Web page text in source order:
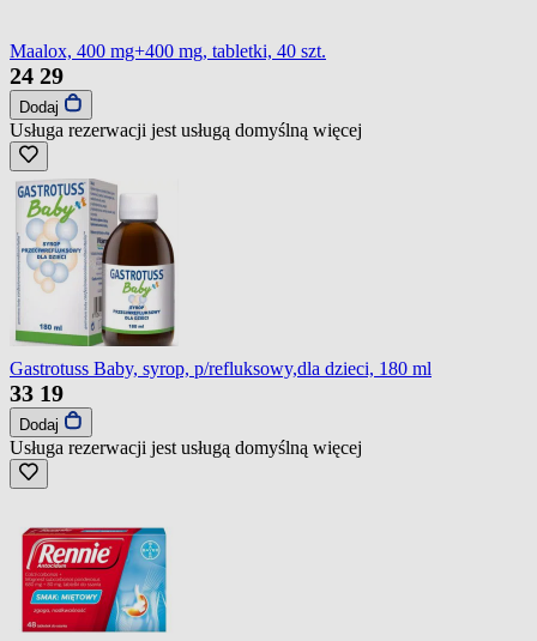
Maalox, 400 mg+400 mg, tabletki, 40 szt.
24 29
Dodaj
Usługa rezerwacji jest usługą domyślną więcej
Gastrotuss Baby, syrop, p/refluksowy,dla dzieci, 180 ml
33 19
Dodaj
Usługa rezerwacji jest usługą domyślną więcej